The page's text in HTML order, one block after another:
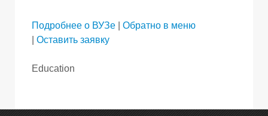
Подробнее о ВУЗе| Обратно в меню
Оставить заявку
Education